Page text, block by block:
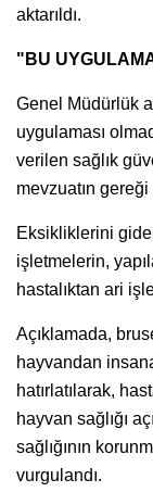
aktarıldı.
"BU
Genel Müdürlük
uygulaması
verilen sağlık
mevzuatın
Eksikliklerini
işletmelerin,
hastalıktan ari
Açıklamada,
hayvandan
hatırlatılarak,
hayvan sağlığı
sağlığının
vurgulandı.